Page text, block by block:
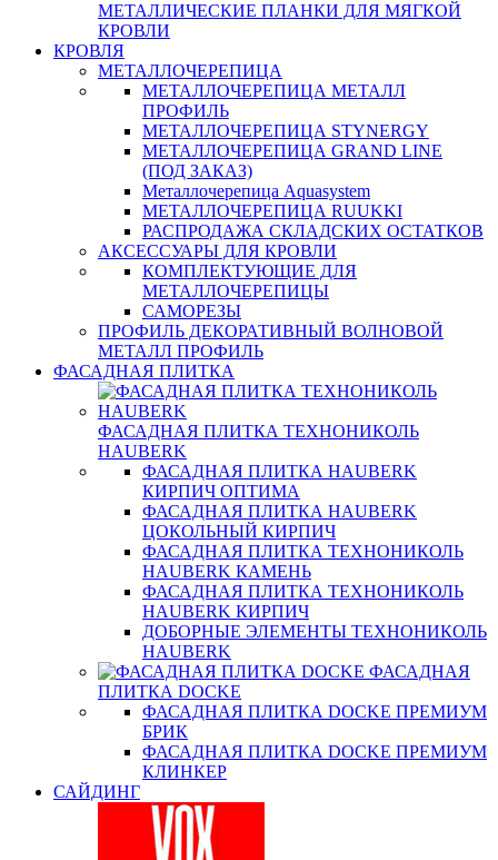
МЕТАЛЛИЧЕСКИЕ ПЛАНКИ ДЛЯ МЯГКОЙ
КРОВЛИ
КРОВЛЯ
МЕТАЛЛОЧЕРЕПИЦА
МЕТАЛЛОЧЕРЕПИЦА МЕТАЛЛ
ПРОФИЛЬ
МЕТАЛЛОЧЕРЕПИЦА STYNERGY
МЕТАЛЛОЧЕРЕПИЦА GRAND LINE
(ПОД ЗАКАЗ)
Металлочерепица Aquasystem
МЕТАЛЛОЧЕРЕПИЦА RUUKKI
РАСПРОДАЖА СКЛАДСКИХ ОСТАТКОВ
АКСЕССУАРЫ ДЛЯ КРОВЛИ
КОМПЛЕКТУЮЩИЕ ДЛЯ
МЕТАЛЛОЧЕРЕПИЦЫ
САМОРЕЗЫ
ПРОФИЛЬ ДЕКОРАТИВНЫЙ ВОЛНОВОЙ
МЕТАЛЛ ПРОФИЛЬ
ФАСАДНАЯ ПЛИТКА
ФАСАДНАЯ ПЛИТКА ТЕХНОНИКОЛЬ
HAUBERK
ФАСАДНАЯ ПЛИТКА HAUBERK
КИРПИЧ ОПТИМА
ФАСАДНАЯ ПЛИТКА HAUBERK
ЦОКОЛЬНЫЙ КИРПИЧ
ФАСАДНАЯ ПЛИТКА ТЕХНОНИКОЛЬ
HAUBERK КАМЕНЬ
ФАСАДНАЯ ПЛИТКА ТЕХНОНИКОЛЬ
HAUBERK КИРПИЧ
ДОБОРНЫЕ ЭЛЕМЕНТЫ ТЕХНОНИКОЛЬ
HAUBERK
ФАСАДНАЯ
ПЛИТКА DOCKE
ФАСАДНАЯ ПЛИТКА DOCKE ПРЕМИУМ
БРИК
ФАСАДНАЯ ПЛИТКА DOCKE ПРЕМИУМ
КЛИНКЕР
САЙДИНГ